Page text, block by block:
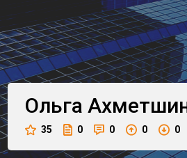
Ольга
35 0 0 0 0